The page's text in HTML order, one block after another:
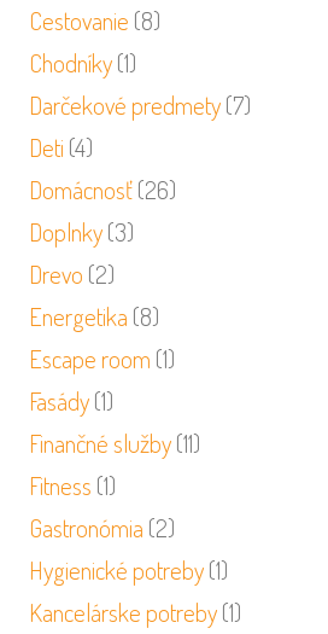
Cestovanie (8)
Chodníky(1)
Darčekové predmety(7)
Deti (4)
Domácnosť(26)
Doplnky(3)
Drevo (2)
Energetika (8)
Escape room (1)
Fasády(1)
Finančné služby(11)
Fitness (1)
Gastronómia (2)
Hygienické potreby(1)
Kancelárske potreby(1)